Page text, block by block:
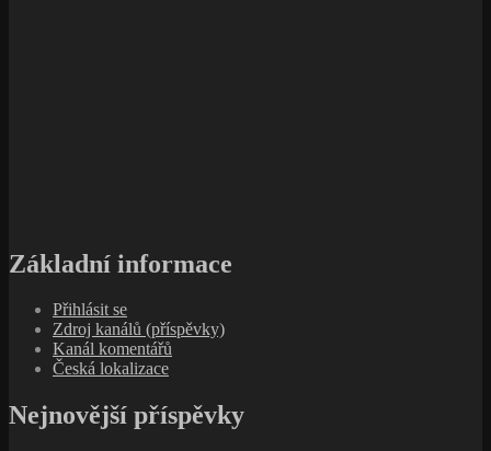
Základní informace
Přihlásit se
Zdroj kanálů (příspěvky)
Kanál komentářů
Česká lokalizace
Nejnovější příspěvky